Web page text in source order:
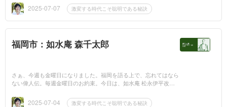
す。アイス...2025-07-07 激変する時代こそ聡明である秘訣
福岡市：如水庵 森千太郎
さぁ、今週も金曜日になりました。福岡を語る上で、忘れてはなら
ない偉人伝。毎週金曜日のお約束。今日は、如水庵 松永伊平改め
ことはない...2025-07-04 激変する時代こそ聡明である秘訣